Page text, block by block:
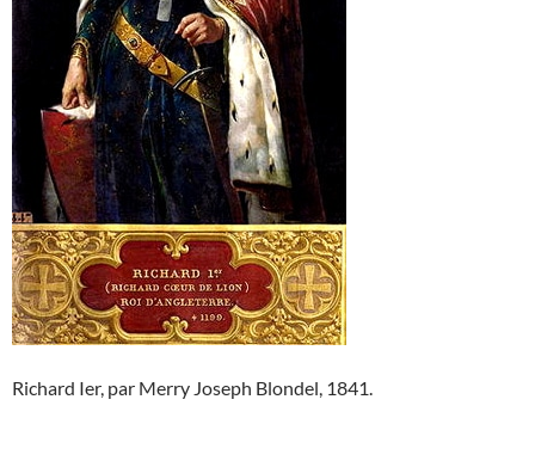
Richard Ier, par Merry Joseph Blondel, 1841.